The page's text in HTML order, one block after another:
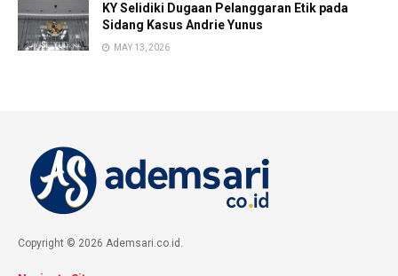
KY Selidiki Dugaan Pelanggaran Etik pada
Sidang Kasus Andrie Yunus
MAY 13, 2026
Copyright © 2026 Ademsari.co.id.